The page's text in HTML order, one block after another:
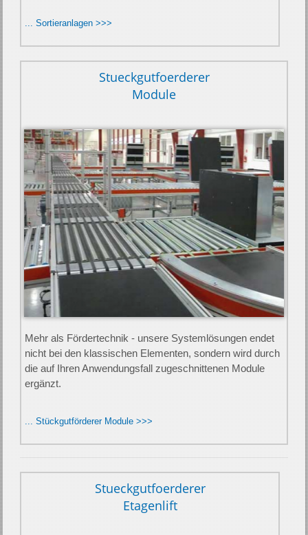
... Sortieranlagen >>>
Stueckgutfoerderer
Module
Mehr als Fördertechnik - unsere Systemlösungen endet
nicht bei den klassischen Elementen, sondern wird durch
die auf Ihren An­wendungs­fall zu­geschnitten­en Module
ergänzt.
... Stückgutförderer Module >>>
Stueckgutfoerderer
Etagenlift